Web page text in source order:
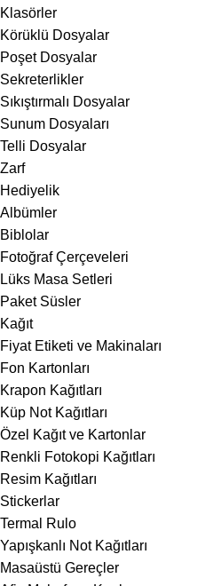
Klasörler
Körüklü Dosyalar
Poşet Dosyalar
Sekreterlikler
Sıkıştırmalı Dosyalar
Sunum Dosyaları
Telli Dosyalar
Zarf
Hediyelik
Albümler
Biblolar
Fotoğraf Çerçeveleri
Lüks Masa Setleri
Paket Süsler
Kağıt
Fiyat Etiketi ve Makinaları
Fon Kartonları
Krapon Kağıtları
Küp Not Kağıtları
Özel Kağıt ve Kartonlar
Renkli Fotokopi Kağıtları
Resim Kağıtları
Stickerlar
Termal Rulo
Yapışkanlı Not Kağıtları
Masaüstü Gereçler